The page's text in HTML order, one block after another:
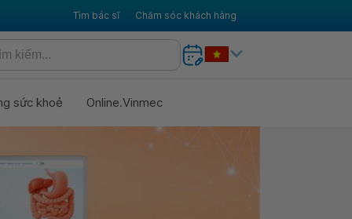
Tìm bác sĩ Chăm sóc khách hàng
sức khoẻ Online.Vinmec